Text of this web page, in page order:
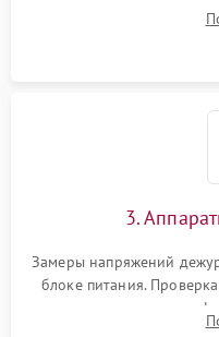
Проверка надежности
3.
Замеры напряжений
блоке питания.
помощью
светодиодных